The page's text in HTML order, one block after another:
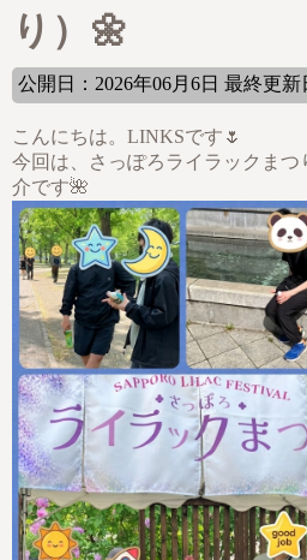
り）🌼
公開日：2026年06月6日 最終更新
こんにちは。LINKSです🌷
今回は、さっぽろライラックま
介です🌺